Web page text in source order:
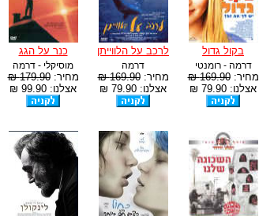
בקול גדול
דרמה - רומנטי
מחיר:169.90 ₪
אצלנו: 79.90 ₪
לרכב על הלווייתן
דרמה
מחיר:169.90 ₪
אצלנו: 79.90 ₪
כנר על הגג
מוסיקלי - דרמה
מחיר:179.90 ₪
אצלנו: 99.90 ₪